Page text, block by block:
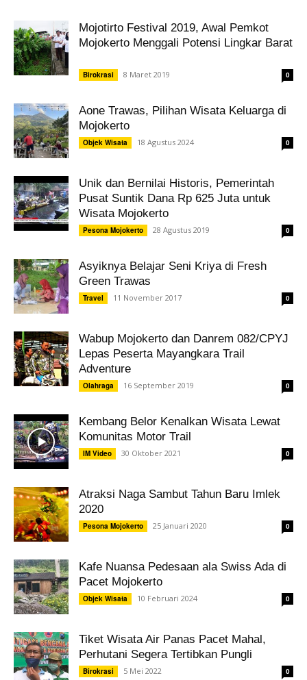
Mojotirto Festival 2019, Awal Pemkot
Mojokerto Menggali Potensi Lingkar Barat
Birokrasi 8 Maret 2019 0
Aone Trawas, Pilihan Wisata Keluarga di
Mojokerto
Objek Wisata 18 Agustus 2024 0
Unik dan Bernilai Historis, Pemerintah
Pusat Suntik Dana Rp 625 Juta untuk
Wisata Mojokerto
Pesona Mojokerto 28 Agustus 2019 0
Asyiknya Belajar Seni Kriya di Fresh
Green Trawas
Travel 11 November 2017 0
Wabup Mojokerto dan Danrem 082/CPYJ
Lepas Peserta Mayangkara Trail
Adventure
Olahraga 16 September 2019 0
Kembang Belor Kenalkan Wisata Lewat
Komunitas Motor Trail
IM Video 30 Oktober 2021 0
Atraksi Naga Sambut Tahun Baru Imlek
2020
Pesona Mojokerto 25 Januari 2020 0
Kafe Nuansa Pedesaan ala Swiss Ada di
Pacet Mojokerto
Objek Wisata 10 Februari 2024 0
Tiket Wisata Air Panas Pacet Mahal,
Perhutani Segera Tertibkan Pungli
Birokrasi 5 Mei 2022 0